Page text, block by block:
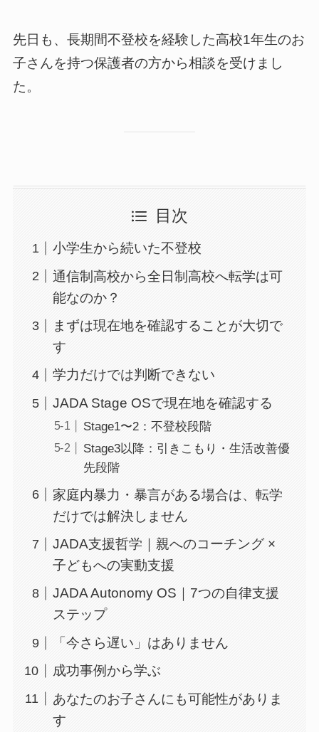
先日も、長期間不登校を経験した高校1年生のお
子さんを持つ保護者の方から相談を受けまし
た。
目次
小学生から続いた不登校
通信制高校から全日制高校へ転学は可
能なのか？
まずは現在地を確認することが大切で
す
学力だけでは判断できない
JADA Stage OSで現在地を確認する
Stage1〜2：不登校段階
Stage3以降：引きこもり・生活改善優
先段階
家庭内暴力・暴言がある場合は、転学
だけでは解決しません
JADA支援哲学｜親へのコーチング ×
子どもへの実動支援
JADA Autonomy OS｜7つの自律支援
ステップ
「今さら遅い」はありません
成功事例から学ぶ
あなたのお子さんにも可能性がありま
す